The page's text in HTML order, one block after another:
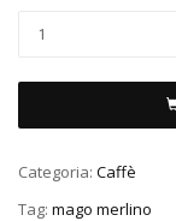
Categoria: Caffè
Tag: mago merlino